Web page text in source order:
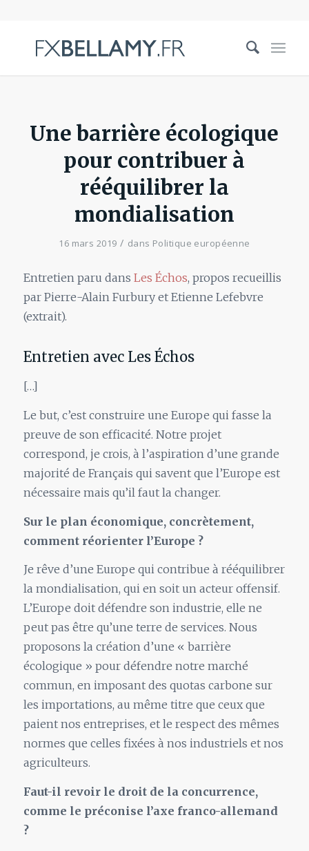
Une barrière écologique
pour contribuer à
rééquilibrer la
mondialisation
16 mars 2019 / dans Politique européenne
Entretien paru dans Les Échos, propos recueillis
par Pierre-Alain Furbury et Etienne Lefebvre
(extrait).
Entretien avec Les Échos
[…]
Le but, c’est construire une Europe qui fasse la
preuve de son efficacité. Notre projet
correspond, je crois, à l’aspiration d’une grande
majorité de Français qui savent que l’Europe est
nécessaire mais qu’il faut la changer.
Sur le plan économique, concrètement,
comment réorienter l’Europe ?
Je rêve d’une Europe qui contribue à rééquilibrer
la mondialisation, qui en soit un acteur offensif.
L’Europe doit défendre son industrie, elle ne
peut pas être qu’une terre de services. Nous
proposons la création d’une « barrière
écologique » pour défendre notre marché
commun, en imposant des quotas carbone sur
les importations, au même titre que ceux que
paient nos entreprises, et le respect des mêmes
normes que celles fixées à nos industriels et nos
agriculteurs.
Faut-il revoir le droit de la concurrence,
comme le préconise l’axe franco-allemand
?